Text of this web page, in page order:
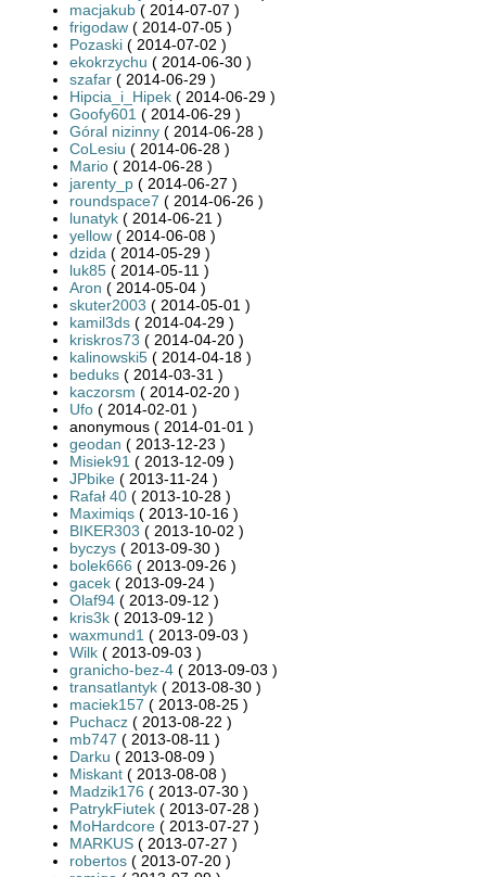
macjakub ( 2014-07-07 )
frigodaw ( 2014-07-05 )
Pozaski ( 2014-07-02 )
ekokrzychu ( 2014-06-30 )
szafar ( 2014-06-29 )
Hipcia_i_Hipek ( 2014-06-29 )
Goofy601 ( 2014-06-29 )
Góral nizinny ( 2014-06-28 )
CoLesiu ( 2014-06-28 )
Mario ( 2014-06-28 )
jarenty_p ( 2014-06-27 )
roundspace7 ( 2014-06-26 )
lunatyk ( 2014-06-21 )
yellow ( 2014-06-08 )
dzida ( 2014-05-29 )
luk85 ( 2014-05-11 )
Aron ( 2014-05-04 )
skuter2003 ( 2014-05-01 )
kamil3ds ( 2014-04-29 )
kriskros73 ( 2014-04-20 )
kalinowski5 ( 2014-04-18 )
beduks ( 2014-03-31 )
kaczorsm ( 2014-02-20 )
Ufo ( 2014-02-01 )
anonymous ( 2014-01-01 )
geodan ( 2013-12-23 )
Misiek91 ( 2013-12-09 )
JPbike ( 2013-11-24 )
Rafał 40 ( 2013-10-28 )
Maximiqs ( 2013-10-16 )
BIKER303 ( 2013-10-02 )
byczys ( 2013-09-30 )
bolek666 ( 2013-09-26 )
gacek ( 2013-09-24 )
Olaf94 ( 2013-09-12 )
kris3k ( 2013-09-12 )
waxmund1 ( 2013-09-03 )
Wilk ( 2013-09-03 )
granicho-bez-4 ( 2013-09-03 )
transatlantyk ( 2013-08-30 )
maciek157 ( 2013-08-25 )
Puchacz ( 2013-08-22 )
mb747 ( 2013-08-11 )
Darku ( 2013-08-09 )
Miskant ( 2013-08-08 )
Madzik176 ( 2013-07-30 )
PatrykFiutek ( 2013-07-28 )
MoHardcore ( 2013-07-27 )
MARKUS ( 2013-07-27 )
robertos ( 2013-07-20 )